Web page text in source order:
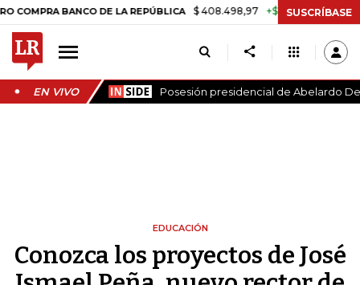
BANCO DE LA REPÚBLICA $ 408.498,97 +$ 8.753,81 +2,19%
SUSCRÍBASE
EN VIVO Posesión presidencial de Abelardo
EDUCACIÓN
Conozca los proyectos de José